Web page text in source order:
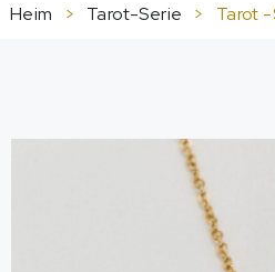
Heim > Tarot-Serie > Tarot